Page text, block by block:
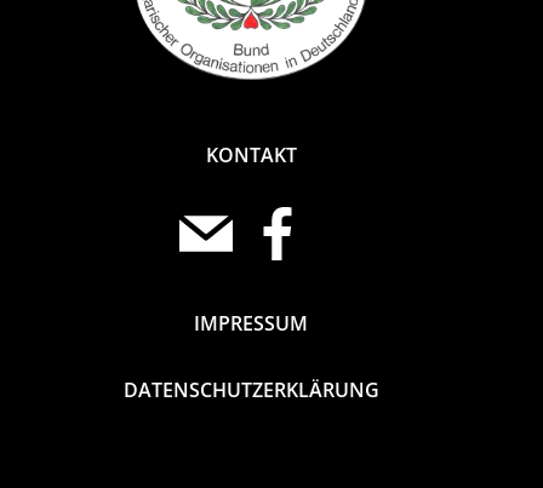
KONTAKT
IMPRESSUM
DATENSCHUTZERKLÄRUNG